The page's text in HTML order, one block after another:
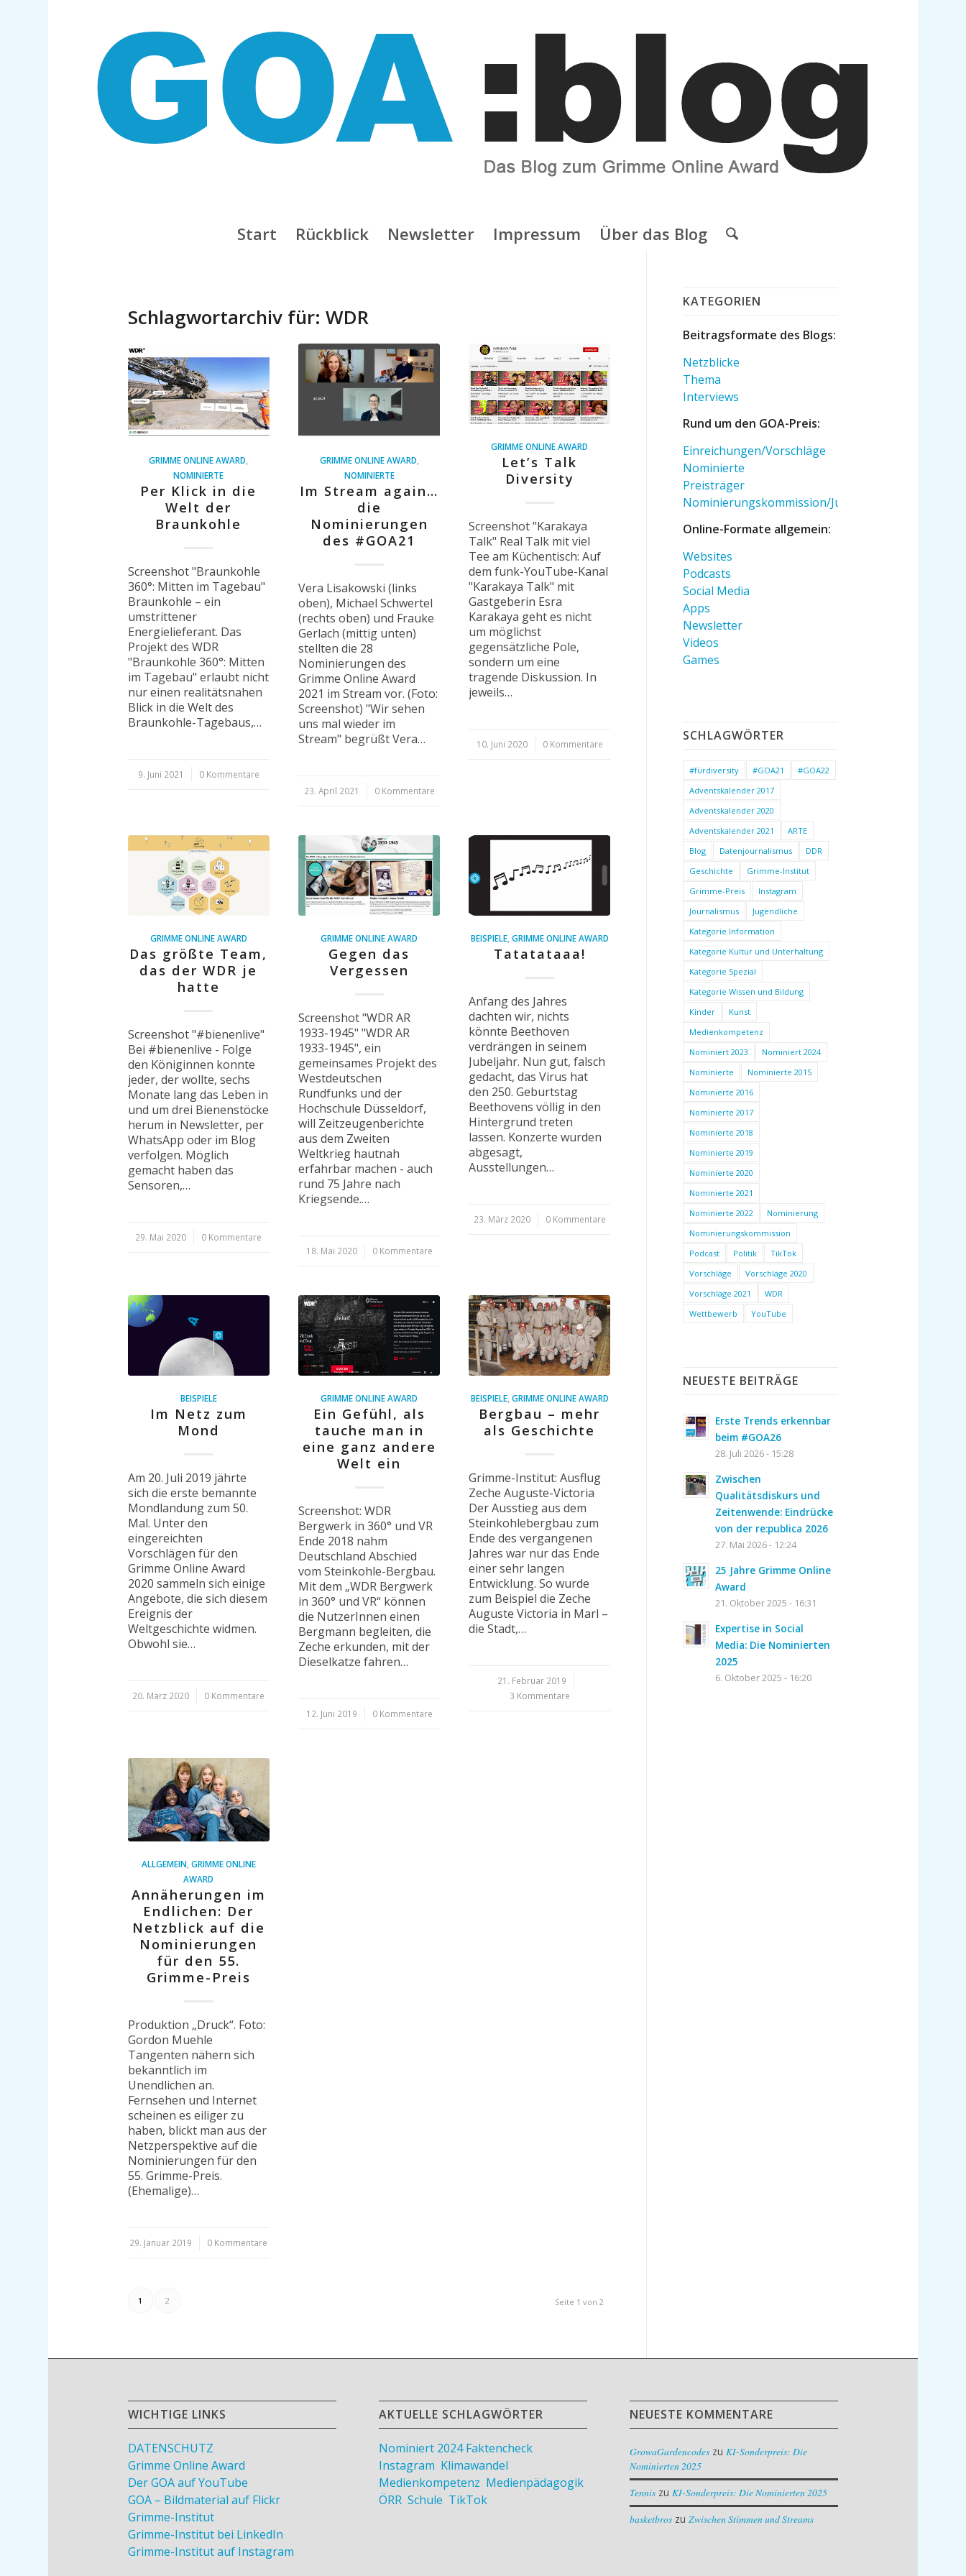
Start Rückblick Newsletter Impressum Über das Blog
Schlagwortarchiv für: WDR
GRIMME ONLINE AWARD,
NOMINIERTE
Per Klick in die
Welt der
Braunkohle
Screenshot "Braunkohle
360°: Mitten im Tagebau"
Braunkohle – ein
umstrittener
Energielieferant. Das
Projekt des WDR
"Braunkohle 360°: Mitten
im Tagebau" erlaubt nicht
nur einen realitätsnahen
Blick in die Welt des
Braunkohle-Tagebaus,…
9. Juni 2021 0 Kommentare
GRIMME ONLINE AWARD,
NOMINIERTE
Im Stream again…
die
Nominierungen
des #GOA21
Vera Lisakowski (links
oben), Michael Schwertel
(rechts oben) und Frauke
Gerlach (mittig unten)
stellten die 28
Nominierungen des
Grimme Online Award
2021 im Stream vor. (Foto:
Screenshot) "Wir sehen
uns mal wieder im
Stream" begrüßt Vera…
23. April 2021
/ 0 Kommentare
GRIMME ONLINE AWARD
Let’s Talk
Diversity
Screenshot "Karakaya
Talk" Real Talk mit viel
Tee am Küchentisch: Auf
dem funk-YouTube-Kanal
"Karakaya Talk" mit
Gastgeberin Esra
Karakaya geht es nicht
um möglichst
gegensätzliche Pole,
sondern um eine
tragende Diskussion. In
jeweils…
10. Juni 2020 0 Kommentare
GRIMME ONLINE AWARD
Das größte Team,
das der WDR je
hatte
Screenshot "#bienenlive"
Bei #bienenlive - Folge
den Königinnen konnte
jeder, der wollte, sechs
Monate lang das Leben in
und um drei Bienenstöcke
herum in Newsletter, per
WhatsApp oder im Blog
verfolgen. Möglich
gemacht haben das
Sensoren,…
29. Mai 2020
/ 0 Kommentare
GRIMME ONLINE AWARD
Gegen das
Vergessen
Screenshot "WDR AR
1933-1945" "WDR AR
1933-1945", ein
gemeinsames Projekt des
Westdeutschen
Rundfunks und der
Hochschule Düsseldorf,
will Zeitzeugenberichte
aus dem Zweiten
Weltkrieg hautnah
erfahrbar machen - auch
rund 75 Jahre nach
Kriegsende.…
18. Mai 2020 0 Kommentare
BEISPIELE,GRIMME ONLINE AWARD
Tatatataaa!
Anfang des Jahres
dachten wir, nichts
könnte Beethoven
verdrängen in seinem
Jubeljahr. Nun gut, falsch
gedacht, das Virus hat
den 250. Geburtstag
Beethovens völlig in den
Hintergrund treten
lassen. Konzerte wurden
abgesagt,
Ausstellungen…
23. März 2020
/ 0 Kommentare
BEISPIELE
Im Netz zum
Mond
Am 20. Juli 2019 jährte
sich die erste bemannte
Mondlandung zum 50.
Mal. Unter den
eingereichten
Vorschlägen für den
Grimme Online Award
2020 sammeln sich einige
Angebote, die sich diesem
Ereignis der
Weltgeschichte widmen.
Obwohl sie…
20. März 2020
/ 0 Kommentare
GRIMME ONLINE AWARD
Ein Gefühl, als
tauche man in
eine ganz andere
Welt ein
Screenshot: WDR
Bergwerk in 360° und VR
Ende 2018 nahm
Deutschland Abschied
vom Steinkohle-Bergbau.
Mit dem „WDR Bergwerk
in 360° und VR“ können
die NutzerInnen einen
Bergmann begleiten, die
Zeche erkunden, mit der
Dieselkatze fahren…
12. Juni 2019 0 Kommentare
BEISPIELE,GRIMME ONLINE AWARD
Bergbau – mehr
als Geschichte
Grimme-Institut: Ausflug
Zeche Auguste-Victoria
Der Ausstieg aus dem
Steinkohlebergbau zum
Ende des vergangenen
Jahres war nur das Ende
einer sehr langen
Entwicklung. So wurde
zum Beispiel die Zeche
Auguste Victoria in Marl –
die Stadt,…
21. Februar 2019
/
3 Kommentare
ALLGEMEIN, GRIMME ONLINE
AWARD
Annäherungen im
Endlichen: Der
Netzblick auf die
Nominierungen
für den 55.
Grimme-Preis
Produktion „Druck“. Foto:
Gordon Muehle
Tangenten nähern sich
bekanntlich im
Unendlichen an.
Fernsehen und Internet
scheinen es eiliger zu
haben, blickt man aus der
Netzperspektive auf die
Nominierungen für den
55. Grimme-Preis.
(Ehemalige)…
29. Januar 2019
/ 0 Kommentare
Seite 1 von 2
1 2
KATEGORIEN
Beitragsformate des Blogs:
Netzblicke
Thema
Interviews
Rund um den GOA-Preis:
Einreichungen/Vorschläge
Nominierte
Preisträger
Nominierungskommission/Jury
Online-Formate allgemein:
Websites
Podcasts
Social Media
Apps
Newsletter
Videos
Games
SCHLAGWÖRTER
#fürdiversity #GOA21
#GOA22
Adventskalender 2017
Adventskalender 2020
Adventskalender 2021
ARTE
Blog
Datenjournalismus
DDR
Geschichte
Grimme-Institut
Grimme-Preis
Instagram
Journalismus
Jugendliche
Kategorie Information
Kategorie Kultur und Unterhaltung
Kategorie Spezial
Kategorie Wissen und Bildung
Kinder
Kunst
Medienkompetenz
Nominiert 2023
Nominiert 2024
Nominierte
Nominierte 2015
Nominierte 2016
Nominierte 2017
Nominierte 2018
Nominierte 2019
Nominierte 2020
Nominierte 2021
Nominierte 2022
Nominierung
Nominierungskommission
Podcast
Politik
TikTok
Vorschläge
Vorschläge 2020
Vorschläge 2021
WDR
Wettbewerb
YouTube
NEUESTE BEITRÄGE
Erste Trends erkennbar
beim #GOA26
28. Juli 2026 - 15:28
Zwischen
Qualitätsdiskurs und
Zeitenwende: Eindrücke
von der re:publica 2026
27. Mai 2026 - 12:24
25 Jahre Grimme Online
Award
21. Oktober 2025 - 16:31
Expertise in Social
Media: Die Nominierten
2025
6. Oktober 2025 - 16:20
WICHTIGE LINKS
DATENSCHUTZ
Grimme Online Award
Der GOA auf YouTube
GOA – Bildmaterial auf Flickr
Grimme-Institut
Grimme-Institut bei LinkedIn
Grimme-Institut auf Instagram
AKTUELLE SCHLAGWÖRTER
Nominiert 2024 Faktencheck,
Instagram Klimawandel
Medienkompetenz Medienpädagogik,
ÖRR, Schule TikTok
NEUESTE KOMMENTARE
GrowaGardencodes zuKI-Sonderpreis: Die
Nominierten 2025
Tennis zuKI-Sonderpreis: Die Nominierten 2025
basketbros zuZwischen Stimmen und Streams